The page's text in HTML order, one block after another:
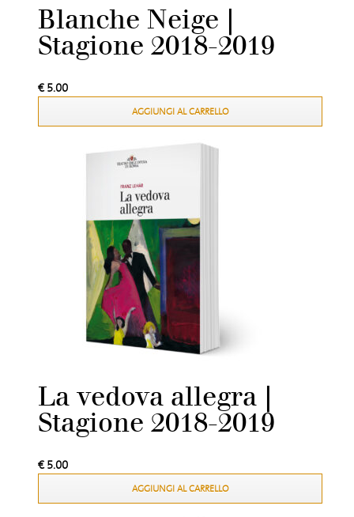
Blanche Neige |
Stagione 2018-2019
€5.00
AGGIUNGI AL CARRELLO
La vedova allegra |
Stagione 2018-2019
€5.00
AGGIUNGI AL CARRELLO